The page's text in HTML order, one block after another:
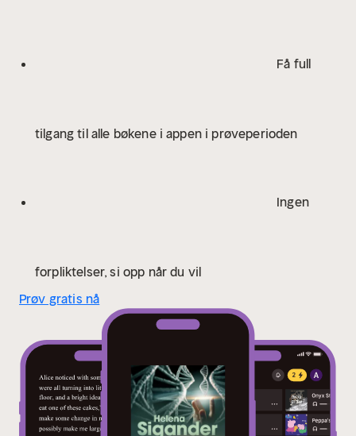
Få full
tilgang til alle bøkene i appen i prøveperioden
Ingen
forpliktelser, si opp når du vil
Prøv gratis nå